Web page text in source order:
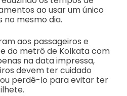
ao usar um único
mesmo dia.
aos passageiros e
do metrô de Kolkata com
na data impressa,
devem ter cuidado
perdê-lo para evitar ter